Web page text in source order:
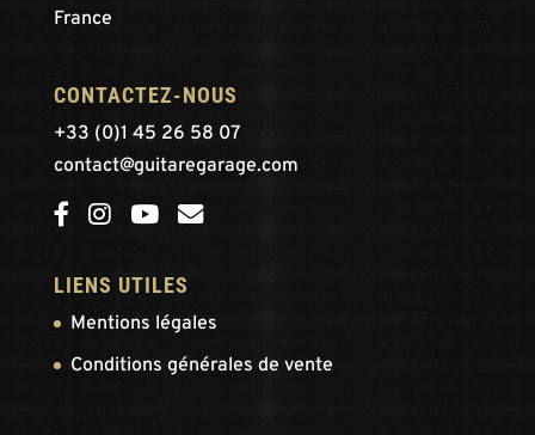
France
CONTACTEZ-NOUS
+33 (0)1 45 26 58 07
contact@guitaregarage.com
LIENS UTILES
Mentions légales
Conditions générales de vente